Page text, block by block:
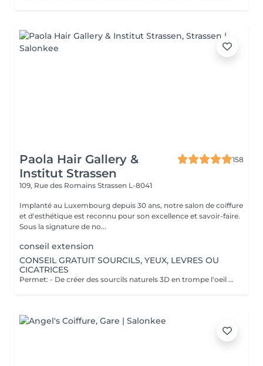
Paola Hair Gallery &
Institut Strassen
158
109, Rue des Romains Strassen L-8041
Implanté au Luxembourg depuis 30 ans, notre salon de coiffure
et d'esthétique est reconnu pour son excellence et savoir-faire.
Sous la signature de no...
conseil extension
CONSEIL GRATUIT SOURCILS, YEUX, LEVRES OU
CICATRICES
Permet: - De créer des sourcils naturels 3D en trompe l'oeil en poils pour parfaire une ligne déjà existante en effet poudré. - De définir et volumiser vos lèvres dans des teintes nuées ou donner un effet légèrement maquillé. - Pour les yeux vous pouvez opter pour un trait fin au ras des cils pour un résultat discret ou un liner poudré pour un effet raffiné. Il est également possible de corriger des cicatrices. Notre esthéticienne Elodie pratique la micropigmentation digitale à ne pas confondre avec le microblading ( lame manuelle ) depuis plus de 10 ans. Pas d'effets tatouage, pas de pigments qui virent, pas de cicatrices. Cette méthode ne crée pas de cicatrices et permet d'insérer le pigment de manière douce dans la peau. Les pigments utilisés ne virent pas dans le temps et Elodie vous promet un résultat raffiné et non un effet marqué style "tatouage". Nous vous proposons un rendez-vous conseil gratuit afin de visualiser l'effet avec du maquillage et d'obtenir les réponses à vos questions.